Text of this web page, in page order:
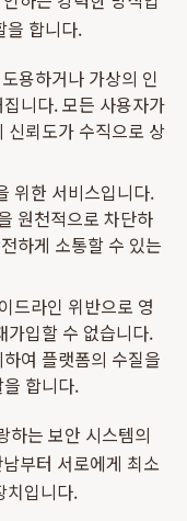
을 합니다.
용하거나 가상의 인
니다. 모든 사용자가
신뢰도가 수직으로 상
위한 서비스입니다.
원천적으로 차단하
하게 소통할 수 있는
드라인 위반으로 영
가입할 수 없습니다.
여 플랫폼의 수질을
합니다.
하는 보안 시스템의
부터 서로에게 최소
치입니다.